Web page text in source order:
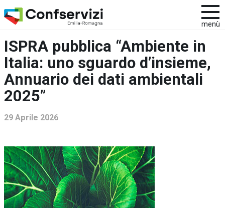
menù
ISPRA pubblica “Ambiente in
Italia: uno sguardo d’insieme,
Annuario dei dati ambientali
2025”
29 Aprile 2026